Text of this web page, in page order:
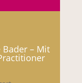
– Mit